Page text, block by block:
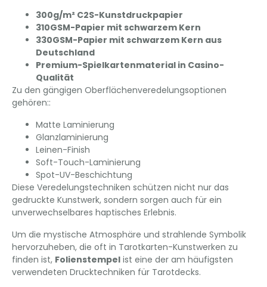
300g/m² C2S-Kunstdruckpapier
310GSM-Papier mit schwarzem Kern
330GSM-Papier mit schwarzem Kern aus
Deutschland
Premium-Spielkartenmaterial in Casino-
Qualität
Zu den gängigen Oberflächenveredelungsoptionen
gehören::
Matte Laminierung
Glanzlaminierung
Leinen-Finish
Soft-Touch-Laminierung
Spot-UV-Beschichtung
Diese Veredelungstechniken schützen nicht nur das
gedruckte Kunstwerk, sondern sorgen auch für ein
unverwechselbares haptisches Erlebnis.
Um die mystische Atmosphäre und strahlende Symbolik
hervorzuheben, die oft in Tarotkarten-Kunstwerken zu
finden ist, Folienstempel ist eine der am häufigsten
verwendeten Drucktechniken für Tarotdecks.